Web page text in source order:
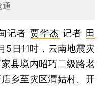
记者 贾华杰 记者 田
5日11时，云南地震灾
县境内昭巧二级路老
乡至灾区渭姑村、开